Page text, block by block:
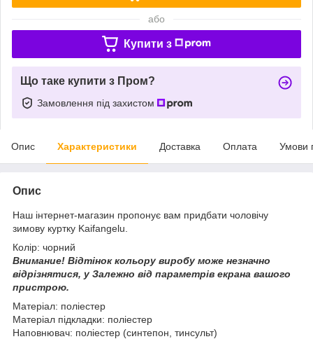
або
Купити з
Що таке купити з Пром?
Замовлення під захистом
Опис Характеристики Доставка Оплата Умови
Опис
Наш інтернет-магазин пропонує вам придбати чоловічу
зимову куртку Kaifangelu.
Колір: чорний
Внимание! Відтінок кольору виробу може незначно
відрізнятися, у Залежно від параметрів екрана вашого
пристрою.
Матеріал: поліестер
Матеріал підкладки: поліестер
Наповнювач: поліестер (синтепон, тинсульт)